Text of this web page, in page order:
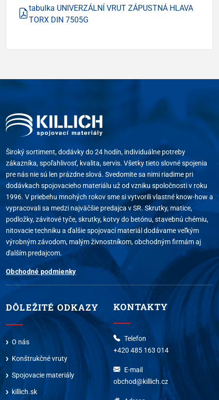
tabulka UNIVERZÁLNÍ VRUT ZÁPUSTNÁ HLAVA
TORX DIN 7505G
Široký sortiment, dodávky do 24 hodín, individuálne potreby
zákazníka, spoľahlivosť, kvalita, servis. Všetky tieto slovné spojenia
pre nás nie sú len prázdne slová. Svedomite sa nimi riadime pri
dodávkach spojovacieho materiálu už od vzniku spoločnosti v roku
1996. V priebehu mnohých rokov sme si vytvorili vlastné know-how a
vypracovali sa medzi najväčšie predajca v SR. Skrutky, matice,
podložky, závitové tyče, skrutky, kotvy do betónu, stavebnú chémiu,
nitovacie techniku a ďalšie spojovací materiál dodávame veľkým
výrobným závodom, malým živnostníkom, obchodným firmám aj
ďalším predajcom.
Obchodné podmienky
DÔLEŽITÉ ODKAZY
O nás
Konštrukčné vruty
Spojovacie materiály
killich.sk
KONTAKTY
Telefon
+420 485 163 014
E-mail
obchod@killich.cz